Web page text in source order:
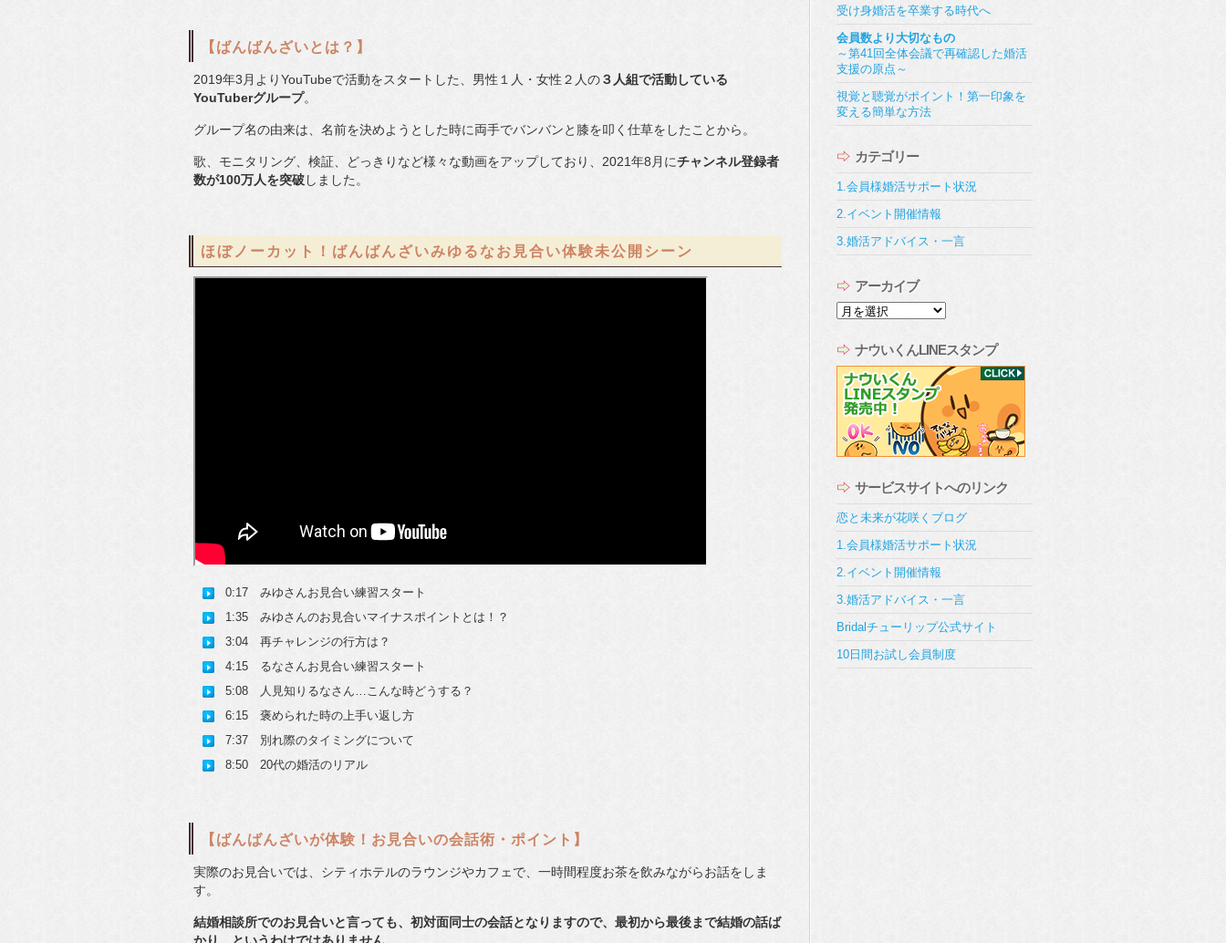
【ばんばんざいとは？】
2019年3月よりYouTubeで活動をスタートした、男性１人・女性２人の ３人組で活動している
YouTuberグループ。
グループ名の由来は、名前を決めようとした時に両手でバンバンと膝を叩く仕草をしたことから。
歌、モニタリング、検証、どっきりなど様々な動画をアップしており、2021年8月にチャンネル登録者
数が100万人を突破 しました。
ほぼノーカット！ばんばんざいみゆるなお見合い体験未公開シーン
0:17 みゆさんお見合い練習スタート
1:35 みゆさんのお見合いマイナスポイントとは！？
3:04 再チャレンジの行方は？
4:15 るなさんお見合い練習スタート
5:08 人見知りるなさん…こんな時どうする？
6:15 褒められた時の上手い返し方
7:37 別れ際のタイミングについて
8:50 20代の婚活のリアル
【ばんばんざいが体験！お見合いの会話術・ポイント】
実際のお見合いでは、シティホテルのラウンジやカフェで、一時間程度お茶を飲みながらお話をしま
す。
結婚相談所でのお見合いと言っても、初対面同士の会話となりますので、最初から最後まで結婚の話ば
受け身婚活を卒業する時代へ
会員数より大切なもの
～第41回全体会議で再確認した婚活
支援の原点～
視覚と聴覚がポイント！第一印象を
変える簡単な方法
カテゴリー
1.会員様婚活サポート状況
2.イベント開催情報
3.婚活アドバイス・一言
アーカイブ
ア
イ
ブ
ナウいくんLINEスタンプ
サービスサイトへのリンク
恋と未来が花咲くブログ
1.会員様婚活サポート状況
2.イベント開催情報
3.婚活アドバイス・一言
Bridalチューリップ公式サイト
10日間お試し会員制度